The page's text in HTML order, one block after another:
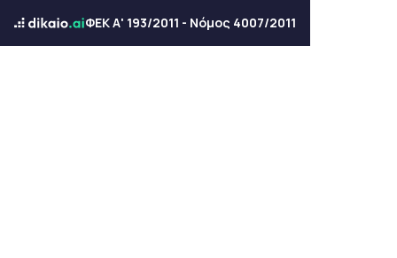
ΦΕΚ Α' 193/2011 - Νόμος 4007/2011